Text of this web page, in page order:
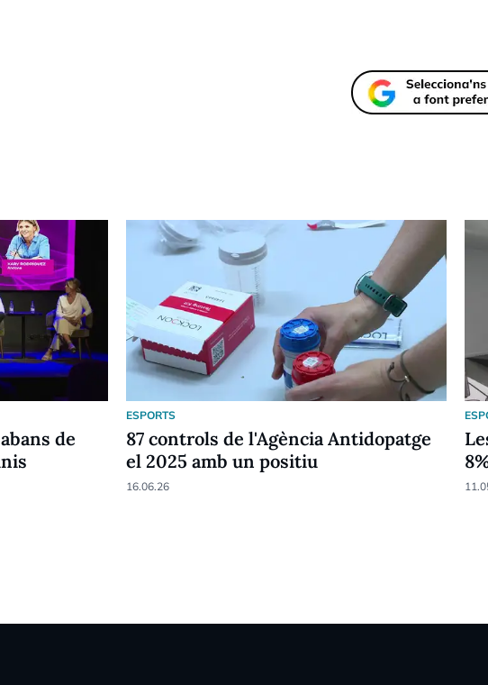
de
ESPORTS
87 controls de l'Agència Antidopatge
el 2025 amb un positiu
16.06.26